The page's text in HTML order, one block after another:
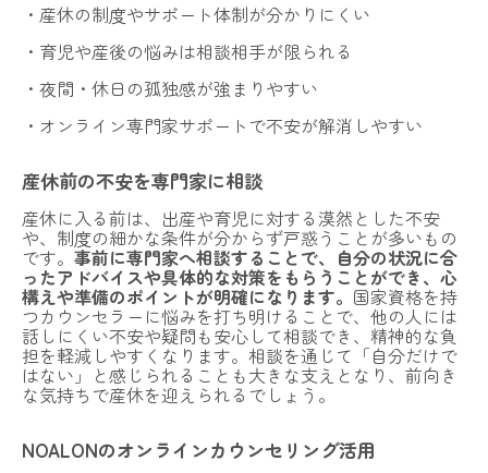
・産休の制度やサポート体制が分かりにくい
・育児や産後の悩みは相談相手が限られる
・夜間・休日の孤独感が強まりやすい
・オンライン専門家サポートで不安が解消しやすい
産休前の不安を専門家に相談
産休に入る前は、出産や育児に対する漠然とした不安
や、制度の細かな条件が分からず戸惑うことが多いもの
です。 事前に専門家へ相談することで、自分の状況に合
ったアドバイスや具体的な対策をもらうことができ、心
構えや準備のポイントが明確になります。 国家資格を持
つカウンセラーに悩みを打ち明けることで、他の人には
話しにくい不安や疑問も安心して相談でき、精神的な負
担を軽減しやすくなります。相談を通じて「自分だけで
はない」と感じられることも大きな支えとなり、前向き
な気持ちで産休を迎えられるでしょう。
NOALONのオンラインカウンセリング活用